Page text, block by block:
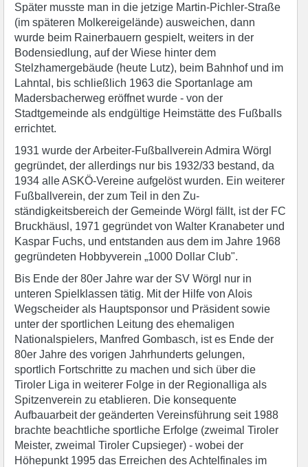
Später musste man in die jetzige Martin-Pichler-Straße
(im späteren Molkereigelände) ausweichen, dann
wurde beim Rainerbauern gespielt, weiters in der
Bodensiedlung, auf der Wiese hinter dem
Stelzhamergebäude (heute Lutz), beim Bahnhof und im
Lahntal, bis schließlich 1963 die Sportanlage am
Madersbacherweg eröffnet wurde - von der
Stadtgemeinde als endgültige Heimstätte des Fußballs
errichtet.
1931 wurde der Arbeiter-Fußballverein Admira Wörgl
gegründet, der allerdings nur bis 1932/33 bestand, da
1934 alle ASKÖ-Vereine aufgelöst wurden. Ein weiterer
Fußballverein, der zum Teil in den Zu-
ständigkeitsbereich der Gemeinde Wörgl fällt, ist der FC
Bruckhäusl, 1971 gegründet von Walter Kranabeter und
Kaspar Fuchs, und entstanden aus dem im Jahre 1968
gegründeten Hobbyverein „1000 Dollar Club".
Bis Ende der 80er Jahre war der SV Wörgl nur in
unteren Spielklassen tätig. Mit der Hilfe von Alois
Wegscheider als Hauptsponsor und Präsident sowie
unter der sportlichen Leitung des ehemaligen
Nationalspielers, Manfred Gombasch, ist es Ende der
80er Jahre des vorigen Jahrhunderts gelungen,
sportlich Fortschritte zu machen und sich über die
Tiroler Liga in weiterer Folge in der Regionalliga als
Spitzenverein zu etablieren. Die konsequente
Aufbauarbeit der geänderten Vereinsführung seit 1988
brachte beachtliche sportliche Erfolge (zweimal Tiroler
Meister, zweimal Tiroler Cupsieger) - wobei der
Höhepunkt 1995 das Erreichen des Achtelfinales im